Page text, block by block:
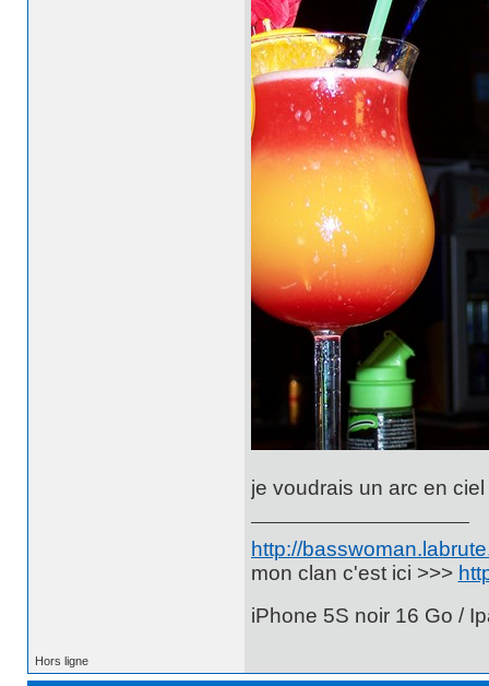
je voudrais un arc en ciel
http://
mon clan c'est ici >>>
iPhone 5S noir 16 Go /
Hors ligne